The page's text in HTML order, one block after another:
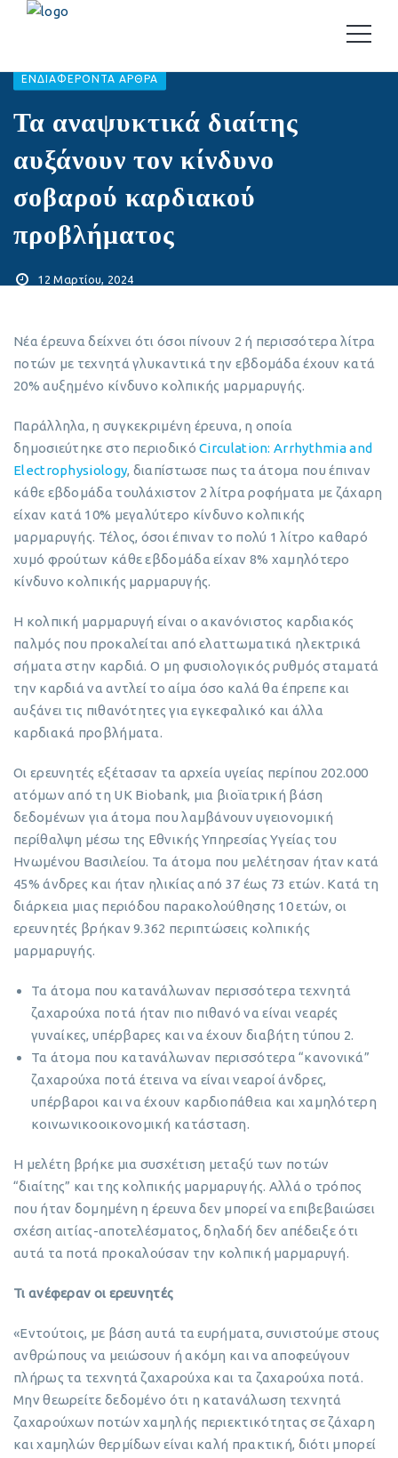
EΝΔΙΑΦΈΡΟΝΤΑ ΆΡΘΡΑ
Τα αναψυκτικά διαίτης
αυξάνουν τον κίνδυνο
σοβαρού καρδιακού
προβλήματος
12 Μαρτίου, 2024
Νέα έρευνα δείχνει ότι όσοι πίνουν 2 ή περισσότερα λίτρα
ποτών με τεχνητά γλυκαντικά την εβδομάδα έχουν κατά
20% αυξημένο κίνδυνο κολπικής μαρμαρυγής.
Παράλληλα, η συγκεκριμένη έρευνα, η οποία
δημοσιεύτηκε στο περιοδικόCirculation: Arrhythmia and
Electrophysiology, διαπίστωσε πως τα άτομα που έπιναν
κάθε εβδομάδα τουλάχιστον 2 λίτρα ροφήματα με ζάχαρη
είχαν κατά 10% μεγαλύτερο κίνδυνο κολπικής
μαρμαρυγής. Τέλος, όσοι έπιναν το πολύ 1 λίτρο καθαρό
χυμό φρούτων κάθε εβδομάδα είχαν 8% χαμηλότερο
κίνδυνο κολπικής μαρμαρυγής.
Η κολπική μαρμαρυγή είναι ο ακανόνιστος καρδιακός
παλμός που προκαλείται από ελαττωματικά ηλεκτρικά
σήματα στην καρδιά. Ο μη φυσιολογικός ρυθμός σταματά
την καρδιά να αντλεί το αίμα όσο καλά θα έπρεπε και
αυξάνει τις πιθανότητες για εγκεφαλικό και άλλα
καρδιακά προβλήματα.
Οι ερευνητές εξέτασαν τα αρχεία υγείας περίπου 202.000
ατόμων από τη UK Biobank, μια βιοϊατρική βάση
δεδομένων για άτομα που λαμβάνουν υγειονομική
περίθαλψη μέσω της Εθνικής Υπηρεσίας Υγείας του
Ηνωμένου Βασιλείου. Τα άτομα που μελέτησαν ήταν κατά
45% άνδρες και ήταν ηλικίας από 37 έως 73 ετών. Κατά τη
διάρκεια μιας περιόδου παρακολούθησης 10 ετών, οι
ερευνητές βρήκαν 9.362 περιπτώσεις κολπικής
μαρμαρυγής.
Τα άτομα που κατανάλωναν περισσότερα τεχνητά
ζαχαρούχα ποτά ήταν πιο πιθανό να είναι νεαρές
γυναίκες, υπέρβαρες και να έχουν διαβήτη τύπου 2.
Τα άτομα που κατανάλωναν περισσότερα “κανονικά”
ζαχαρούχα ποτά έτεινα να είναι νεαροί άνδρες,
υπέρβαροι και να έχουν καρδιοπάθεια και χαμηλότερη
κοινωνικοοικονομική κατάσταση.
Η μελέτη βρήκε μια συσχέτιση μεταξύ των ποτών
“διαίτης” και της κολπικής μαρμαρυγής. Αλλά ο τρόπος
που ήταν δομημένη η έρευνα δεν μπορεί να επιβεβαιώσει
σχέση αιτίας-αποτελέσματος, δηλαδή δεν απέδειξε ότι
αυτά τα ποτά προκαλούσαν την κολπική μαρμαρυγή.
Τι ανέφεραν οι ερευνητές
«Εντούτοις, με βάση αυτά τα ευρήματα, συνιστούμε στους
ανθρώπους να μειώσουν ή ακόμη και να αποφεύγουν
πλήρως τα τεχνητά ζαχαρούχα και τα ζαχαρούχα ποτά.
Μην θεωρείτε δεδομένο ότι η κατανάλωση τεχνητά
ζαχαρούχων ποτών χαμηλής περιεκτικότητας σε ζάχαρη
και χαμηλών θερμίδων είναι καλή πρακτική, διότι μπορεί